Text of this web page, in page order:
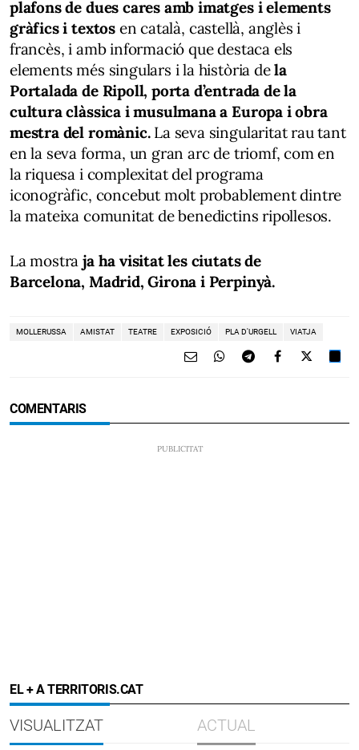
plafons de dues cares amb imatges i elements
gràfics i textos en català, castellà, anglès i
francès, i amb informació que destaca els
elements més singulars i la història dela
Portalada de Ripoll, porta d’entrada de la
cultura clàssica i musulmana a Europa i obra
mestra del romànic.La seva singularitat rau tant
en la seva forma, un gran arc de triomf, com en
la riquesa i complexitat del programa
iconogràfic, concebut molt probablement dintre
la mateixa comunitat de benedictins ripollesos.
La mostraja ha visitat les ciutats de
Barcelona, Madrid, Girona i Perpinyà.
MOLLERUSSA AMISTAT TEATRE EXPOSICIÓ PLA D'URGELL VIATJA
COMENTARIS
EL + A TERRITORIS.CAT
VISUALITZAT ACTUAL